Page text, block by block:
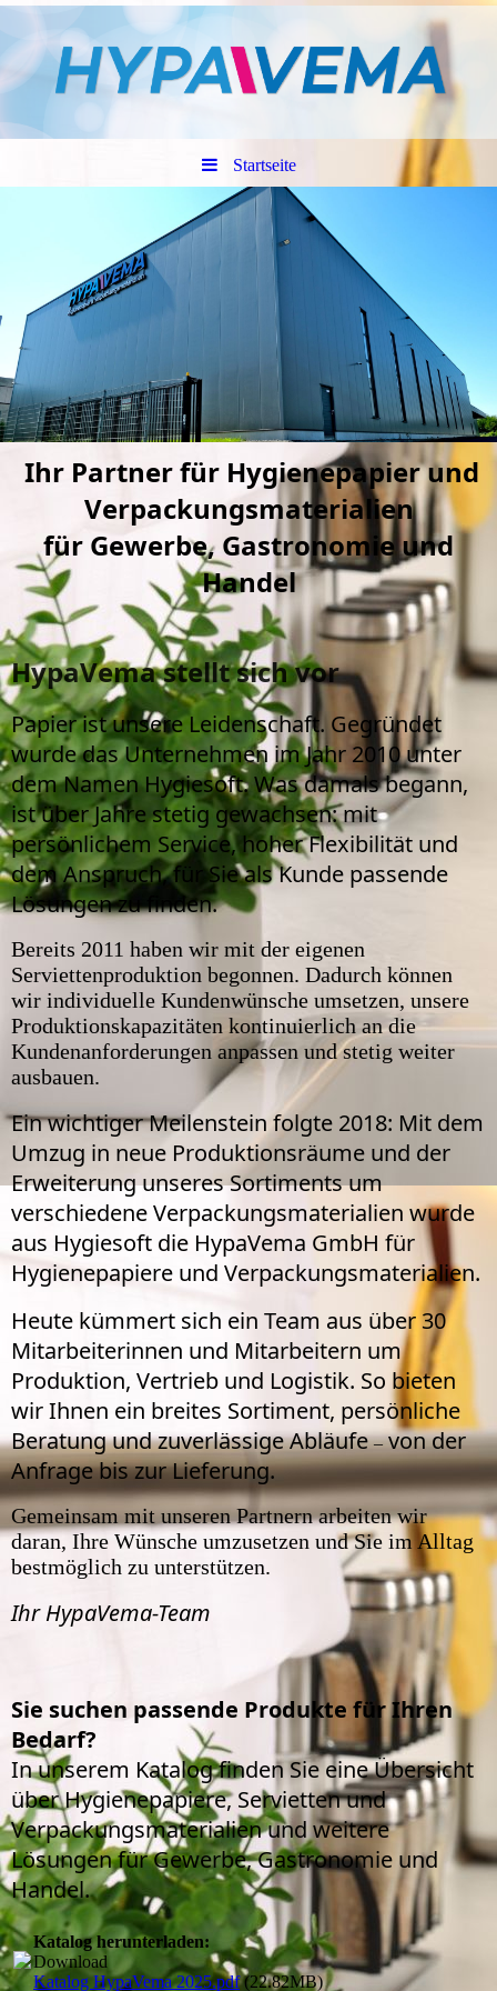
Startseite
Ihr Partner für Hygienepapier und
Verpackungsmaterialien
für Gewerbe, Gastronomie und
Handel
HypaVema stellt sich vor
Papier ist unsere Leidenschaft. Gegründet
wurde das Unternehmen im Jahr 2010 unter
dem Namen Hygiesoft. Was damals begann,
ist über Jahre stetig gewachsen: mit
persönlichem Service, hoher Flexibilität und
dem Anspruch, für Sie als Kunde passende
Lösungen zu finden.
Bereits 2011 haben wir mit der eigenen
Serviettenproduktion begonnen. Dadurch können
wir individuelle Kundenwünsche umsetzen, unsere
Produktionskapazitäten kontinuierlich an die
Kundenanforderungen anpassen und stetig weiter
ausbauen.
Ein wichtiger Meilenstein folgte 2018: Mit dem
Umzug in neue Produktionsräume und der
Erweiterung unseres Sortiments um
verschiedene Verpackungsmaterialien wurde
aus Hygiesoft die HypaVema GmbH für
Hygienepapiere und Verpackungsmaterialien.
Heute kümmert sich ein Team aus über 30
Mitarbeiterinnen und Mitarbeitern um
Produktion, Vertrieb und Logistik. So bieten
wir Ihnen ein breites Sortiment, persönliche
Beratung und zuverlässige Abläufe–von der
Anfrage bis zur Lieferung.
Gemeinsam mit unseren Partnern arbeiten wir
daran, Ihre Wünsche umzusetzen und Sie im Alltag
bestmöglich zu unterstützen.
Ihr HypaVema-Team
Sie suchen passende Produkte für Ihren
Bedarf?
In unserem Katalog finden Sie eine Übersicht
über Hygienepapiere, Servietten und
Verpackungsmaterialien und weitere
Lösungen für Gewerbe, Gastronomie und
Handel.
Katalog herunterladen:
Download
Katalog HypaVema 2025.pdf(22.82MB)